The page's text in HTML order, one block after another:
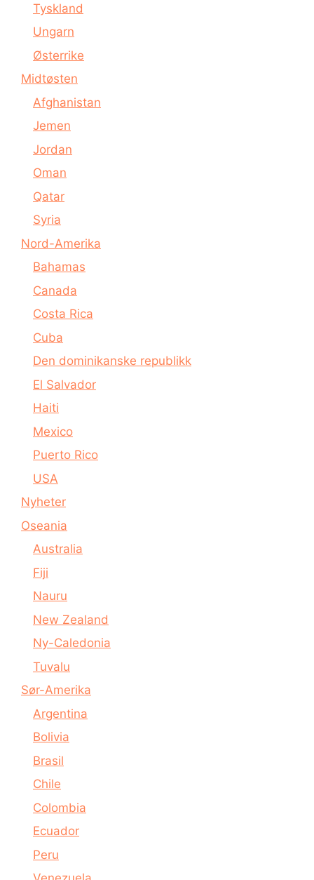
Tyskland
Ungarn
Østerrike
Midtøsten
Afghanistan
Jemen
Jordan
Oman
Qatar
Syria
Nord-Amerika
Bahamas
Canada
Costa Rica
Cuba
Den dominikanske republikk
El Salvador
Haiti
Mexico
Puerto Rico
USA
Nyheter
Oseania
Australia
Fiji
Nauru
New Zealand
Ny-Caledonia
Tuvalu
Sør-Amerika
Argentina
Bolivia
Brasil
Chile
Colombia
Ecuador
Peru